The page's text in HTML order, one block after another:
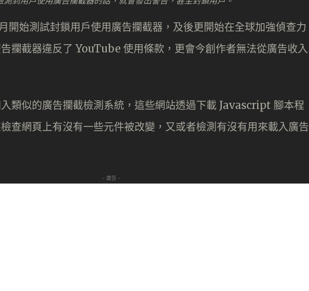
開始測試封鎖用戶使用廣告攔截器，及後更開始在全球加強偵查力
攔截器違反了 YouTube 使用條款，更會今創作者無法從廣告收入
類似的廣告攔截檢測系統，這些網站透過下載 Javascript 腳本程
查網頁上有沒有一些元件被改變，又或者檢測有沒有用來載入廣告
- 廣告 -